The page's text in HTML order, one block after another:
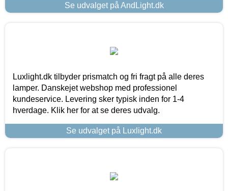
Se udvalget på AndLight.dk
Luxlight.dk tilbyder prismatch og fri fragt på alle deres
lamper. Danskejet webshop med professionel
kundeservice. Levering sker typisk inden for 1-4
hverdage. Klik her for at se deres udvalg.
Se udvalget på Luxlight.dk